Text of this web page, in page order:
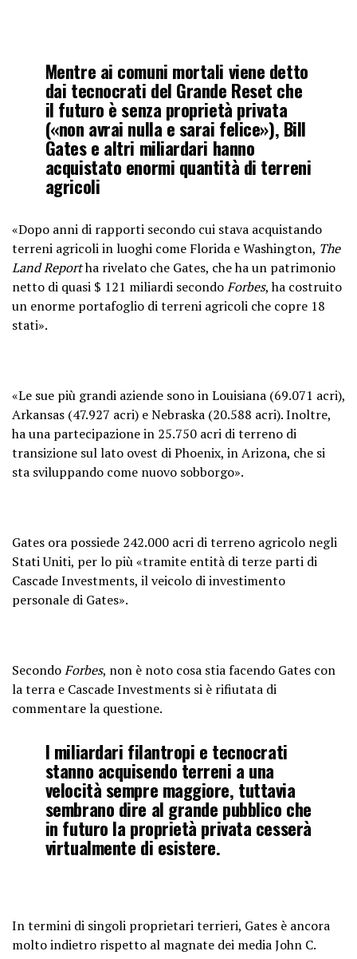
Mentre ai comuni mortali viene detto
dai tecnocrati del Grande Reset che
il futuro è senza proprietà privata
(«non avrai nulla e sarai felice»), Bill
Gates e altri miliardari hanno
acquistato enormi quantità di terreni
agricoli
«Dopo anni di rapporti secondo cui stava acquistando
terreni agricoli in luoghi come Florida e Washington, The
Land Reportha rivelato che Gates, che ha un patrimonio
netto di quasi $ 121 miliardi secondoForbes, ha costruito
un enorme portafoglio di terreni agricoli che copre 18
stati».
«Le sue più grandi aziende sono in Louisiana (69.071 acri),
Arkansas (47.927 acri) e Nebraska (20.588 acri). Inoltre,
ha una partecipazione in 25.750 acri di terreno di
transizione sul lato ovest di Phoenix, in Arizona, che si
sta sviluppando come nuovo sobborgo».
Gates ora possiede 242.000 acri di terreno agricolo negli
Stati Uniti, per lo più «tramite entità di terze parti di
Cascade Investments, il veicolo di investimento
personale di Gates».
SecondoForbes, non è noto cosa stia facendo Gates con
la terra e Cascade Investments si è rifiutata di
commentare la questione.
I miliardari filantropi e tecnocrati
stanno acquisendo terreni a una
velocità sempre maggiore, tuttavia
sembrano dire al grande pubblico che
in futuro la proprietà privata cesserà
virtualmente di esistere.
In termini di singoli proprietari terrieri, Gates è ancora
molto indietro rispetto al magnate dei media John C.